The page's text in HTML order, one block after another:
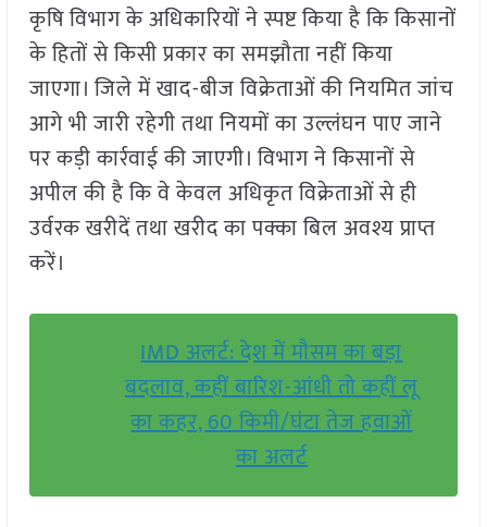
कृषि विभाग के अधिकारियों ने स्पष्ट किया है कि किसानों
के हितों से किसी प्रकार का समझौता नहीं किया
जाएगा। जिले में खाद-बीज विक्रेताओं की नियमित जांच
आगे भी जारी रहेगी तथा नियमों का उल्लंघन पाए जाने
पर कड़ी कार्रवाई की जाएगी। विभाग ने किसानों से
अपील की है कि वे केवल अधिकृत विक्रेताओं से ही
उर्वरक खरीदें तथा खरीद का पक्का बिल अवश्य प्राप्त
करें।
IMD अलर्ट: देश में मौसम का बड़ा
बदलाव, कहीं बारिश-आंधी तो कहीं लू
का कहर, 60 किमी/घंटा तेज हवाओं
का अलर्ट